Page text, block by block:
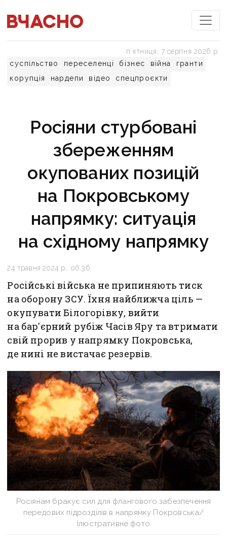
суспільство переселенці бізнес війна
гранти
корупція
нардепи відео спецпроєкти
пʼятниця, 7 серпня 2026 р.
Росіяни стурбовані
збереженням
окупованих позицій
на Покровському
напрямку: ситуація
на східному напрямку
24 травня 2024 р., 06:36
Російські війська не припиняють тиск
на оборону ЗСУ. Їхня найближча ціль —
окупувати Білогорівку, вийти
на бар'єрний рубіж Часів Яру та втримати
свій прорив у напрямку Покровська,
де нині не вистачає резервів.
Росіянам бракує сил для флангового забезпечення
передових підрозділів в напрямку Покровська/
Ілюстративне фото